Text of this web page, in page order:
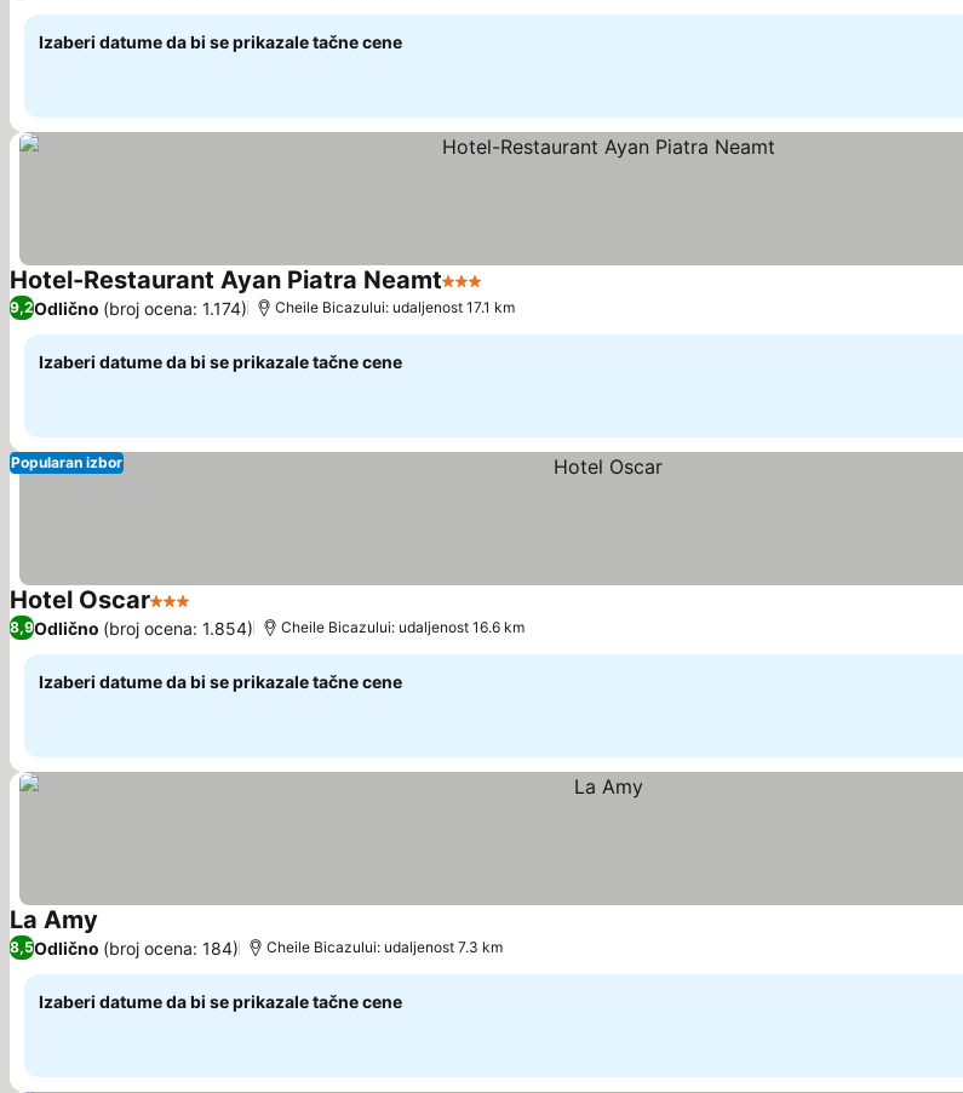
Izaberi datume da bi se prikazale tačne cene
Hotel-Restaurant Ayan Piatra Neamt3 Zvezdice
9,2Odlično (broj ocena: 1.174) Cheile Bicazului: udaljenost 17.1 km
Izaberi datume da bi se prikazale tačne cene
Popularan izbor
Hotel Oscar3 Zvezdice
8,9Odlično (broj ocena: 1.854) Cheile Bicazului: udaljenost 16.6 km
Izaberi datume da bi se prikazale tačne cene
La Amy
8,5Odlično (broj ocena: 184) Cheile Bicazului: udaljenost 7.3 km
Izaberi datume da bi se prikazale tačne cene